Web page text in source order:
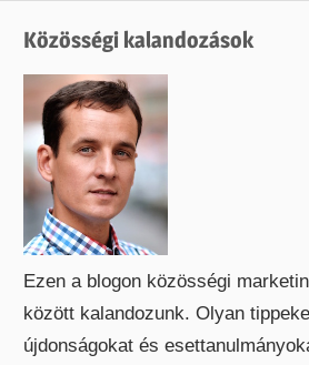
Közösségi kalandozások
Ezen a blogon közösségi
között kalandozunk. Olyan
újdonságokat és